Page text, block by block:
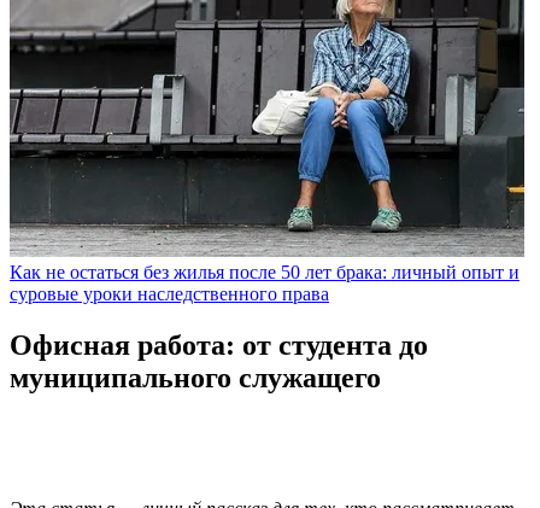
Как не остаться без жилья после 50 лет брака: личный опыт и
суровые уроки наследственного права
Офисная работа: от студента до
муниципального служащего